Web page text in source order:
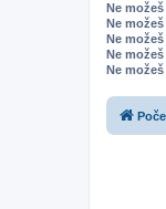
Ne možeš
Ne možeš
Ne možeš
Ne možeš
Ne možeš